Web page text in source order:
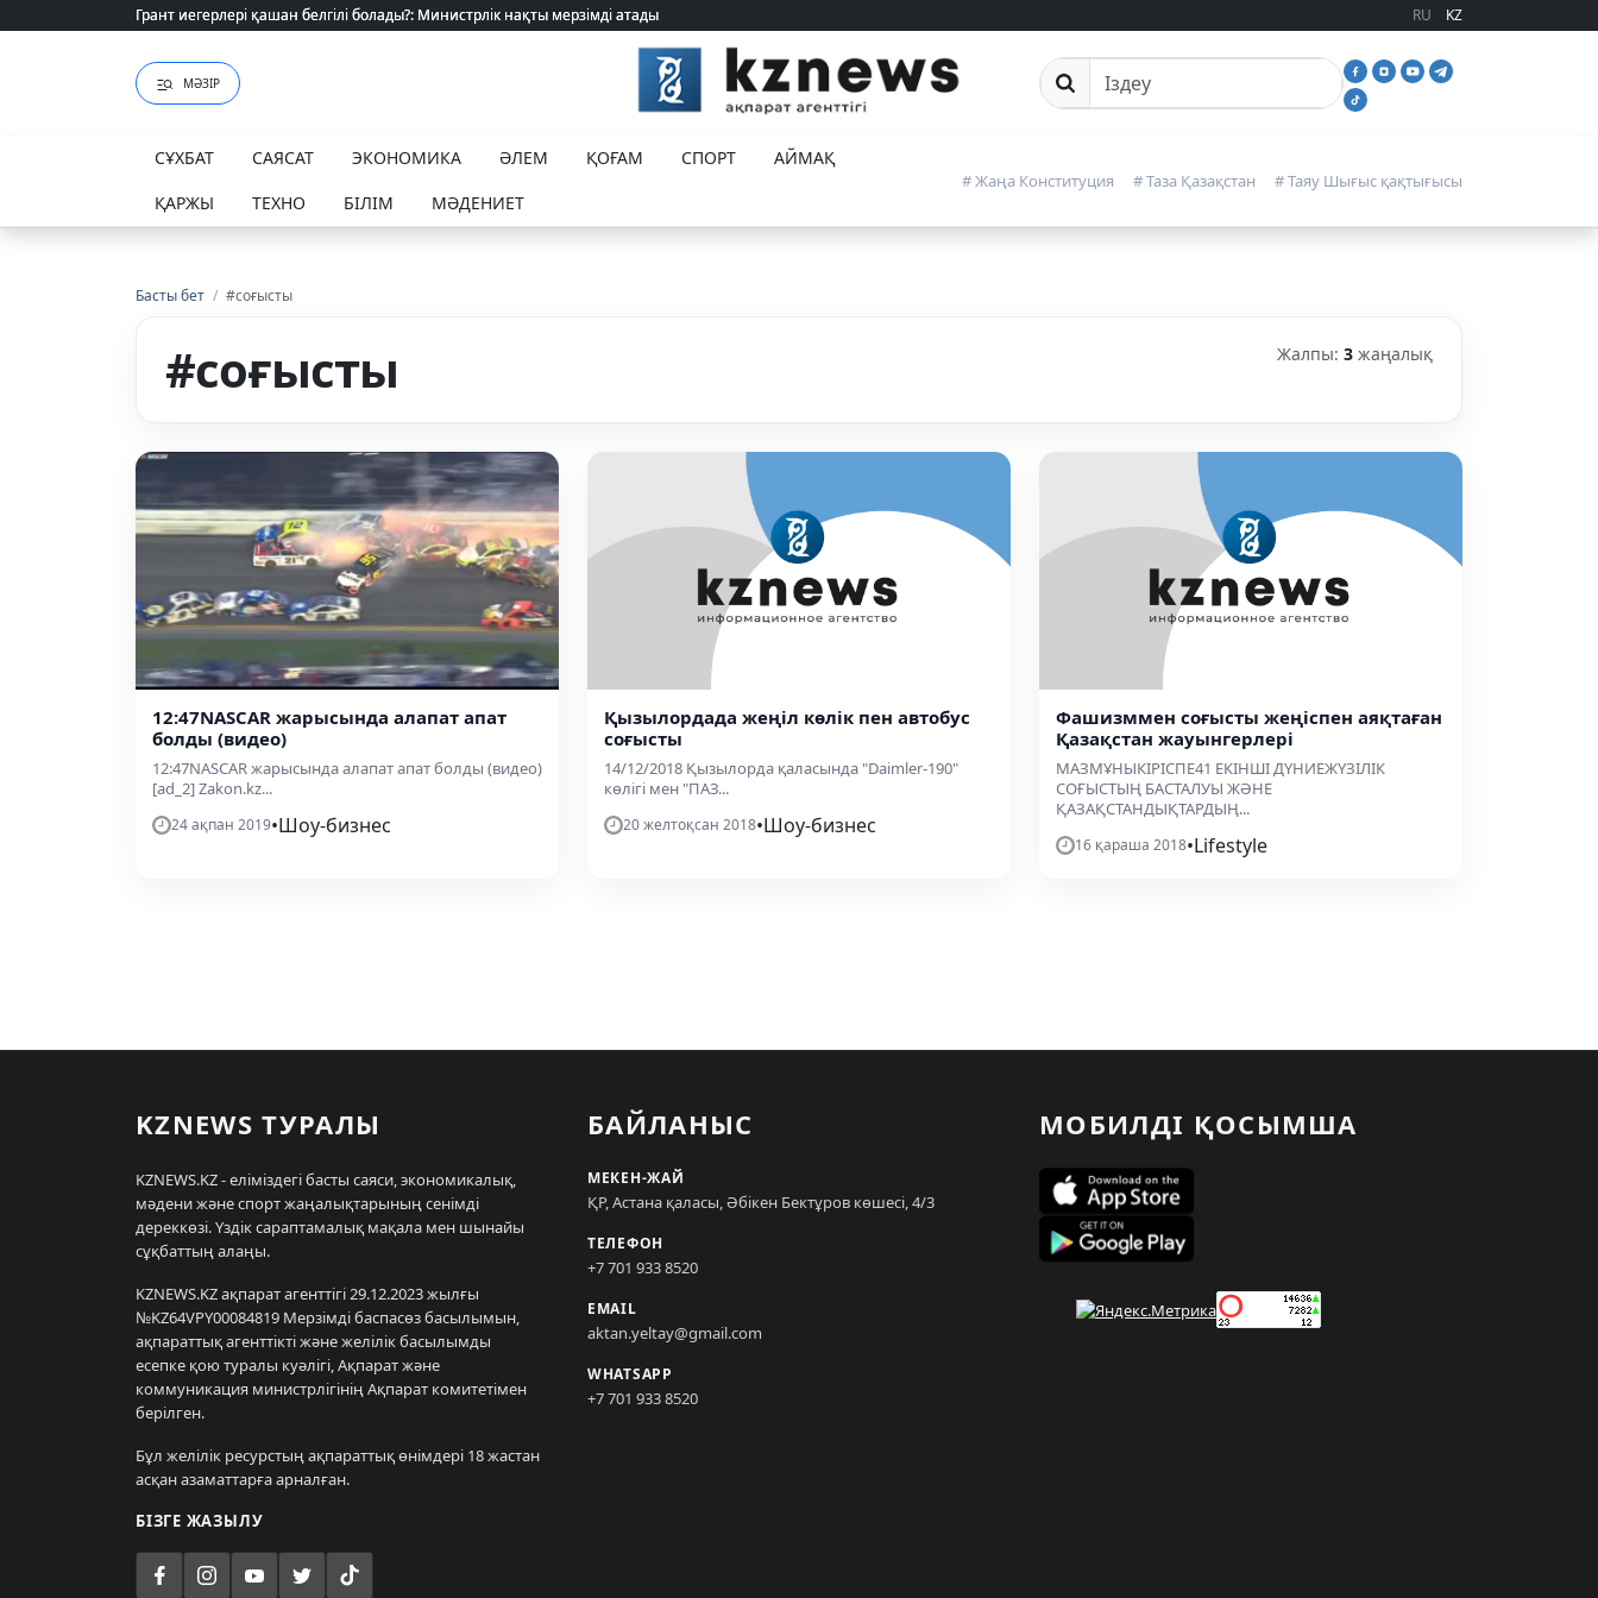
Грант иегерлері қашан белгілі болады?: Министрлік нақты мерзімді атады
Грант иегерлері қашан белгілі болады?: Министрлік нақты мерзімді атады RU KZ
МӘЗІР Сайттан іздеу
СҰХБАТ САЯСАТ ЭКОНОМИКА ӘЛЕМ ҚОҒАМ СПОРТ
АЙМАҚ
ҚАРЖЫ
ТЕХНО БІЛІМ МӘДЕНИЕТ
# Жаңа Конституция # Таза Қазақстан # Таяу Шығыс қақтығысы
Басты бет / #соғысты
#соғысты Жалпы: 3 жаңалық
12:47NASCAR жарысында алапат апат
болды (видео)
12:47NASCAR жарысында алапат апат болды (видео)
[ad_2] Zakon.kz...
24 ақпан 2019•Шоу-бизнес
Қызылордада жеңіл көлік пен автобус
соғысты
14/12/2018 Қызылорда қаласында "Daimler-190"
көлігі мен "ПАЗ...
20 желтоқсан 2018•Шоу-бизнес
Фашизммен соғысты жеңіспен аяқтаған
Қазақстан жауынгерлері
МАЗМҰНЫКІРІСПЕ41 ЕКІНШІ ДҮНИЕЖҮЗІЛІК
СОҒЫСТЫҢ БАСТАЛУЫ ЖӘНЕ
ҚАЗАҚСТАНДЫҚТАРДЫҢ...
16 қараша 2018•Lifestyle
KZNEWS ТУРАЛЫ
KZNEWS.KZ - еліміздегі басты саяси, экономикалық,
мәдени және спорт жаңалықтарының сенімді
дереккөзі. Үздік сараптамалық мақала мен шынайы
сұқбаттың алаңы.
KZNEWS.KZ ақпарат агенттігі 29.12.2023 жылғы
№KZ64VPY00084819 Мерзімді баспасөз басылымын,
ақпараттық агенттікті және желілік басылымды
есепке қою туралы куәлігі, Ақпарат және
коммуникация министрлігінің Ақпарат комитетімен
берілген.
Бұл желілік ресурстың ақпараттық өнімдері 18 жастан
асқан азаматтарға арналған.
БІЗГЕ ЖАЗЫЛУ
БАЙЛАНЫС
МЕКЕН-ЖАЙ
ҚР, Астана қаласы, Әбікен Бектұров көшесі, 4/3
ТЕЛЕФОН
+7 701 933 8520
EMAIL
aktan.yeltay@gmail.com
WHATSAPP
+7 701 933 8520
МОБИЛДІ ҚОСЫМША